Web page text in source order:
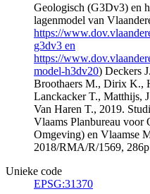
Geologisch (G3Dv3) en
lagenmodel van
https://
g3dv3 en
https://
model-h3dv20) Deckers
Broothaers M., Dirix K.,
Lanckacker T., Matthijs,
Van Haren T., 2019.
Vlaams Planbureau voor
Omgeving) en Vlaamse
2018/RMA/R/1569,
Unieke code
EPSG:31370